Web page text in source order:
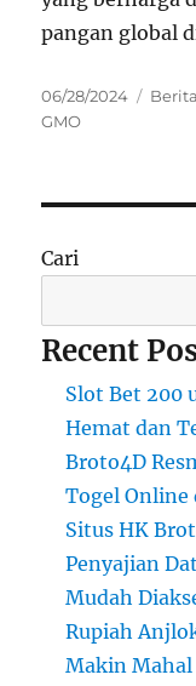
pangan global
Posted
on
06/28/2024 Berita
GMO
Cari
Recent
Slot Bet 200
Hemat dan
Broto4D
Togel Online
Situs HK
Penyajian
Mudah
Rupiah
Makin Mahal